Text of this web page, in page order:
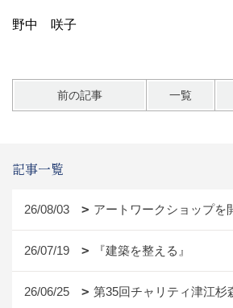
野中 咲子
前の記事 一覧
記事一覧
26/08/03 アートワークショップを
26/07/19 『建築を整える』
26/06/25
第35回チャリティ津江杉